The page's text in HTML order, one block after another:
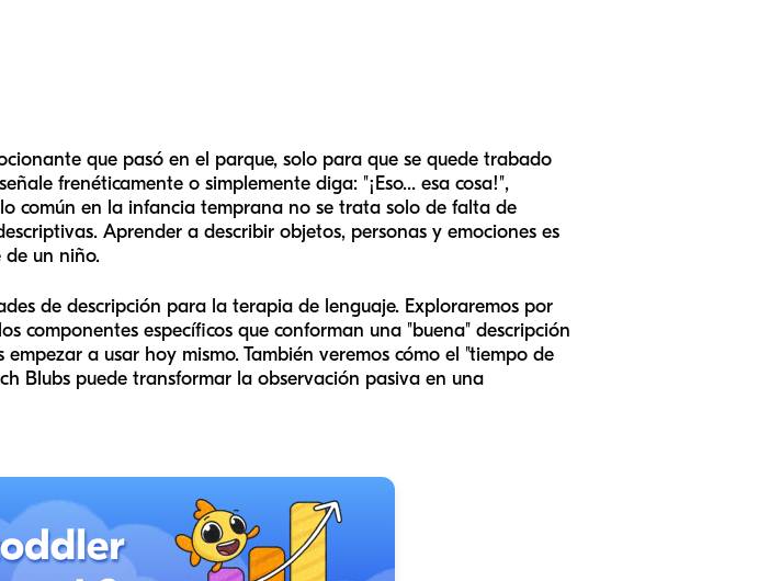
que pasó en el parque, solo para que se quede trabado
frenéticamente o simplemente diga: "¡Eso... esa cosa!",
común en la infancia temprana no se trata solo de falta de
Aprender a describir objetos, personas y emociones es
de un niño.
de descripción para la terapia de lenguaje. Exploraremos por
componentes específicos que conforman una "buena" descripción
a usar hoy mismo. También veremos cómo el "tiempo de
Blubs puede transformar la observación pasiva en una